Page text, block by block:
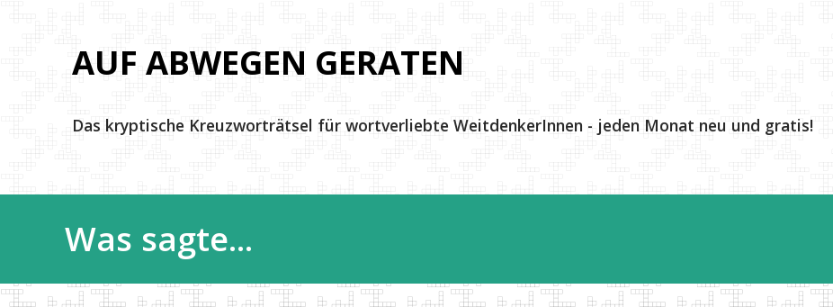
Direkt zum Hauptbereich
AUF ABWEGEN GERATEN
Das kryptische Kreuzworträtsel für wortverliebte WeitdenkerInnen - jeden Monat neu und gratis!
Was sagte...